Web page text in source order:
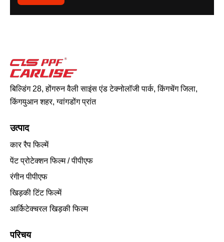
बिल्डिंग 28, होंगरुन वैली साइंस एंड टेक्नोलॉजी पार्क, किंगचेंग जिला,
किंगयुआन शहर, ग्वांगडोंग प्रांत
उत्पाद
कार रैप फिल्में
पेंट प्रोटेक्शन फिल्म / पीपीएफ
रंगीन पीपीएफ
खिड़की टिंट फिल्में
आर्किटेक्चरल खिड़की फिल्म
परिचय